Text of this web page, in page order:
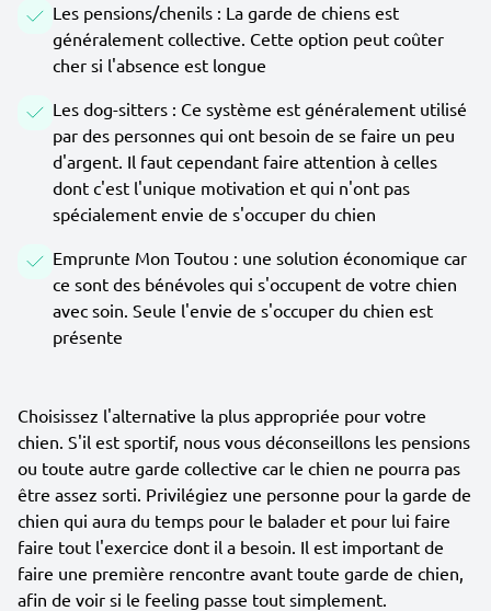
Les pensions/chenils : La garde de chiens est
généralement collective. Cette option peut coûter
cher si l'absence est longue
Les dog-sitters : Ce système est généralement utilisé
par des personnes qui ont besoin de se faire un peu
d'argent. Il faut cependant faire attention à celles
dont c'est l'unique motivation et qui n'ont pas
spécialement envie de s'occuper du chien
Emprunte Mon Toutou : une solution économique car
ce sont des bénévoles qui s'occupent de votre chien
avec soin. Seule l'envie de s'occuper du chien est
présente
Choisissez l'alternative la plus appropriée pour votre
chien. S'il est sportif, nous vous déconseillons les pensions
ou toute autre garde collective car le chien ne pourra pas
être assez sorti. Privilégiez une personne pour la garde de
chien qui aura du temps pour le balader et pour lui faire
faire tout l'exercice dont il a besoin. Il est important de
faire une première rencontre avant toute garde de chien,
afin de voir si le feeling passe tout simplement.